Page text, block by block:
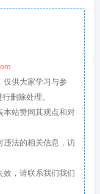
仅供大家学习与参
删除处理。
本站赞同其观点和对
违法的相关信息，访
，请联系我们我们